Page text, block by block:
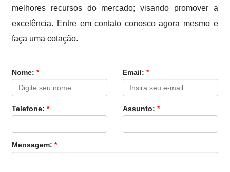
melhores recursos do mercado; visando promover a
excelência. Entre em contato conosco agora mesmo e
faça uma cotação.
Nome:* Email: *
Telefone:* Assunto: *
Mensagem:*